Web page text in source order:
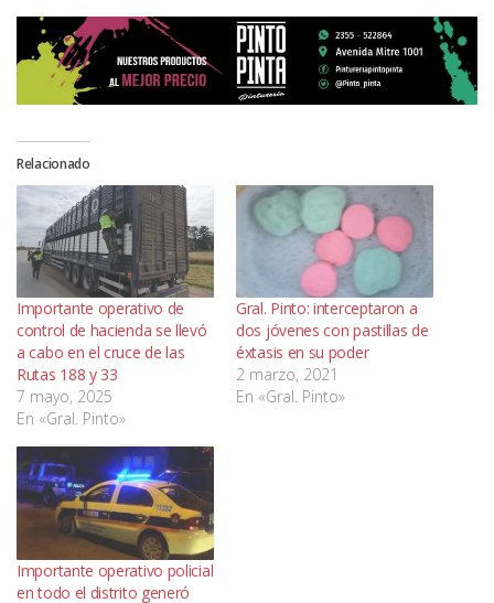
Relacionado
Importante operativo de
control de hacienda se llevó
a cabo en el cruce de las
Rutas 188 y 33
7 mayo, 2025
En «Gral. Pinto»
Gral. Pinto: interceptaron a
dos jóvenes con pastillas de
éxtasis en su poder
2 marzo, 2021
En «Gral. Pinto»
Importante operativo policial
en todo el distrito generó